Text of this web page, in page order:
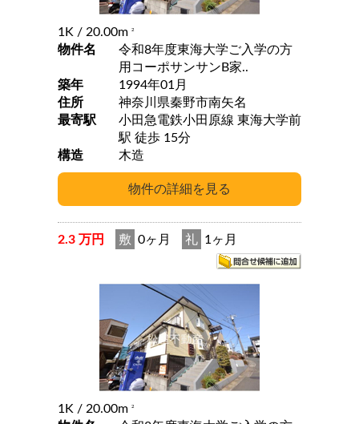
1K / 20.00m 2
物件名
令和8年度東海大学ご入学の方
用コーポサンサンB家..
築年
1994年01月
住所
神奈川県秦野市南矢名
最寄駅
小田急電鉄小田原線 東海大学前
駅 徒歩 15分
構造
木造
2.3 万円 敷 0ヶ月 礼 1ヶ月
1K / 20.00m 2